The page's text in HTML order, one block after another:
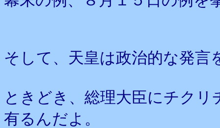
そして、天皇は政治的な発
ときどき、総理大臣にチク
有るんだよ。